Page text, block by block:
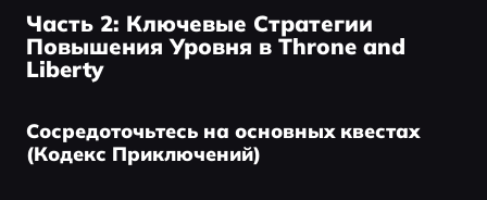
Часть 2: Ключевые Стратегии
Повышения Уровня в Throne and
Liberty
Сосредоточьтесь на основных квестах
(Кодекс Приключений)